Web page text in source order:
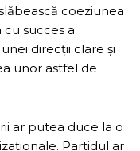
coeziunea
succes a
direcții clare și
unor astfel de
ar putea duce la o
Partidul ar